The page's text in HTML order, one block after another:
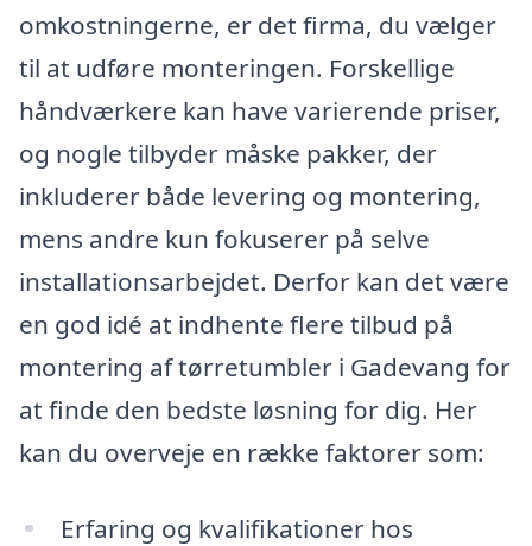
omkostningerne, er det firma, du vælger
til at udføre monteringen. Forskellige
håndværkere kan have varierende priser,
og nogle tilbyder måske pakker, der
inkluderer både levering og montering,
mens andre kun fokuserer på selve
installationsarbejdet. Derfor kan det være
en god idé at indhente flere tilbud på
montering af tørretumbler i Gadevang for
at finde den bedste løsning for dig. Her
kan du overveje en række faktorer som:
Erfaring og kvalifikationer hos